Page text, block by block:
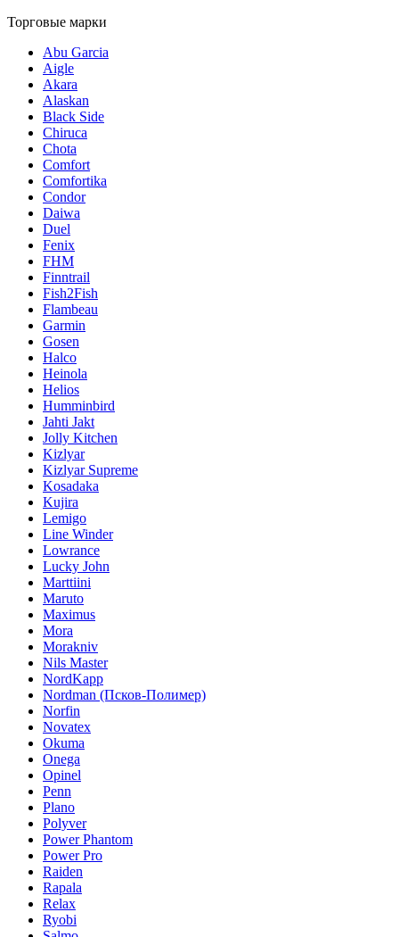
Торговые марки
Abu Garcia
Aigle
Akara
Alaskan
Black Side
Chiruca
Chota
Comfort
Comfortika
Condor
Daiwa
Duel
Fenix
FHM
Finntrail
Fish2Fish
Flambeau
Garmin
Gosen
Halco
Heinola
Helios
Humminbird
Jahti Jakt
Jolly Kitchen
Kizlyar
Kizlyar Supreme
Kosadaka
Kujira
Lemigo
Line Winder
Lowrance
Lucky John
Marttiini
Maruto
Maximus
Mora
Morakniv
Nils Master
NordKapp
Nordman (Псков-Полимер)
Norfin
Novatex
Okuma
Onega
Opinel
Penn
Plano
Polyver
Power Phantom
Power Pro
Raiden
Rapala
Relax
Ryobi